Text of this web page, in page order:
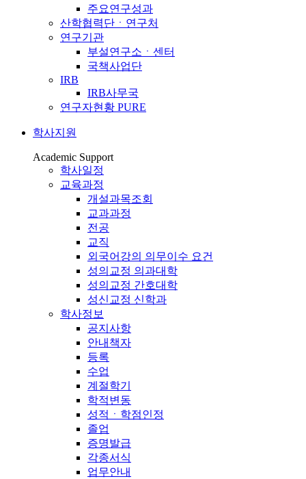
주요연구성과
산학협력단ㆍ연구처
연구기관
부설연구소ㆍ센터
국책사업단
IRB
IRB사무국
연구자현황 PURE
학사지원
Academic Support
학사일정
교육과정
개설과목조회
교과과정
전공
교직
외국어강의 의무이수 요건
성의교정 의과대학
성의교정 간호대학
성신교정 신학과
학사정보
공지사항
안내책자
등록
수업
계절학기
학적변동
성적ㆍ학점인정
졸업
증명발급
각종서식
업무안내